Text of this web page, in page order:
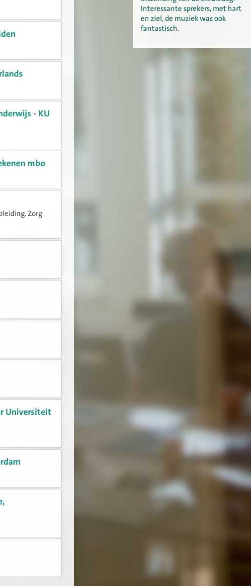
Interessante sprekers, met hart
en ziel, de muziek was ook
fantastisch.
- KU
mbo
Zorg
Universiteit